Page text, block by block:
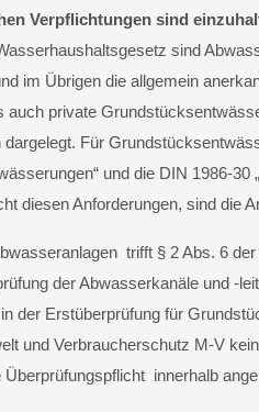
Verpflichtungen sind
sind
im Übrigen die allgemein
auch private
Für
und die DIN 1986-
diesen Anforderungen, sind die
trifft § 2 Abs. 6
der Abwasserkanäle und -
der Erstüberprüfung für
und Verbraucherschutz M-V
Überprüfungspflicht innerhalb